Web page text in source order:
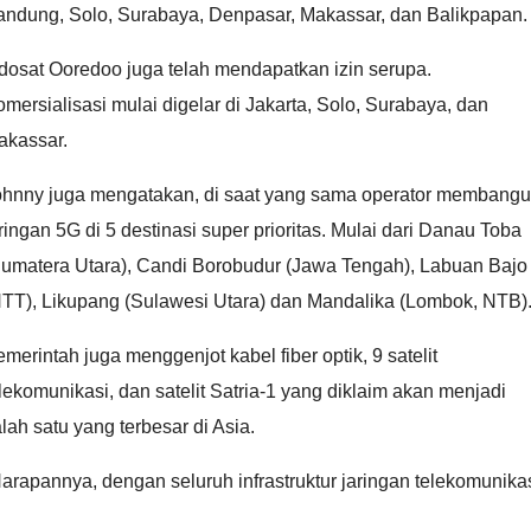
Solo, Surabaya, Denpasar, Makassar, dan Balikpapan.
Ooredoo juga telah mendapatkan izin serupa.
mulai digelar di Jakarta, Solo, Surabaya, dan
juga mengatakan, di saat yang sama operator
5G di 5 destinasi super prioritas. Mulai dari Danau Toba
Utara), Candi Borobudur (Jawa Tengah), Labuan Bajo
Likupang (Sulawesi Utara) dan Mandalika (Lombok, NTB).
juga menggenjot kabel fiber optik, 9 satelit
dan satelit Satria-1 yang diklaim akan menjadi
satu yang terbesar di Asia.
dengan seluruh infrastruktur jaringan